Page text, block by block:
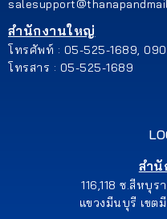
สำนักงานใหญ่
โทรศัพท์ : 05-525-1689,
โทรสาร : 05-525-1689
สำนั
116,118 ซ.สีหบุ
แขวงมีนบุรี เขต